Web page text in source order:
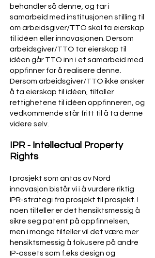
behandler så denne, og tar i
samarbeid med institusjonen stilling til
om arbeidsgiver/TTO skal ta eierskap
til idéen eller innovasjonen. Dersom
arbeidsgiver/TTO tar eierskap til
idéen går TTO inn i et samarbeid med
oppfinner for å realisere denne.
Dersom arbeidsgiver/TTO ikke ønsker
å ta eierskap til idéen, tilfaller
rettighetene til idéen oppfinneren, og
vedkommende står fritt til å ta denne
videre selv.
IPR- Intellectual Property
Rights
I prosjekt som antas av Nord
innovasjon bistår vi i å vurdere riktig
IPR-strategi fra prosjekt til prosjekt. I
noen tilfeller er det hensiktsmessig å
sikre seg patent på oppfinnelsen,
men i mange tilfeller vil det være mer
hensiktsmessig å fokusere på andre
IP-assets som f.eks design og